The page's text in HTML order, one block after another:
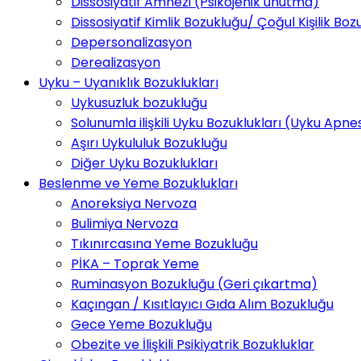
Dissosiyatif Kimlik Bozukluğu/ Çoğul Kişilik
Depersonalizasyon
Derealizasyon
Uyku – Uyanıklık Bozuklukları
Uykusuzluk bozukluğu
Solunumla ilişkili Uyku Bozuklukları (Uyku
Aşırı Uykululuk Bozukluğu
Diğer Uyku Bozuklukları
Beslenme ve Yeme Bozuklukları
Anoreksiya Nervoza
Bulimiya Nervoza
Tıkınırcasına Yeme Bozukluğu
PİKA – Toprak Yeme
Ruminasyon Bozukluğu (Geri çıkartma)
Kaçıngan / Kısıtlayıcı Gıda Alım Bozukluğu
Gece Yeme Bozukluğu
Obezite ve İlişkili Psikiyatrik Bozukluklar